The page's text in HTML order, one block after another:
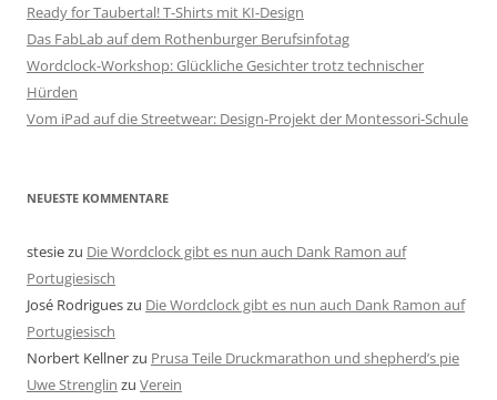
Ready for Taubertal! T-Shirts mit KI-Design
Das FabLab auf dem Rothenburger Berufsinfotag
Wordclock-Workshop: Glückliche Gesichter trotz technischer
Hürden
Vom iPad auf die Streetwear: Design-Projekt der Montessori-Schule
NEUESTE KOMMENTARE
stesiezu Die Wordclock gibt es nun auch Dank Ramon auf
Portugiesisch
José Rodrigueszu Die Wordclock gibt es nun auch Dank Ramon auf
Portugiesisch
Norbert Kellnerzu Prusa Teile Druckmarathon und shepherd’s pie
Uwe Strenglin zu Verein